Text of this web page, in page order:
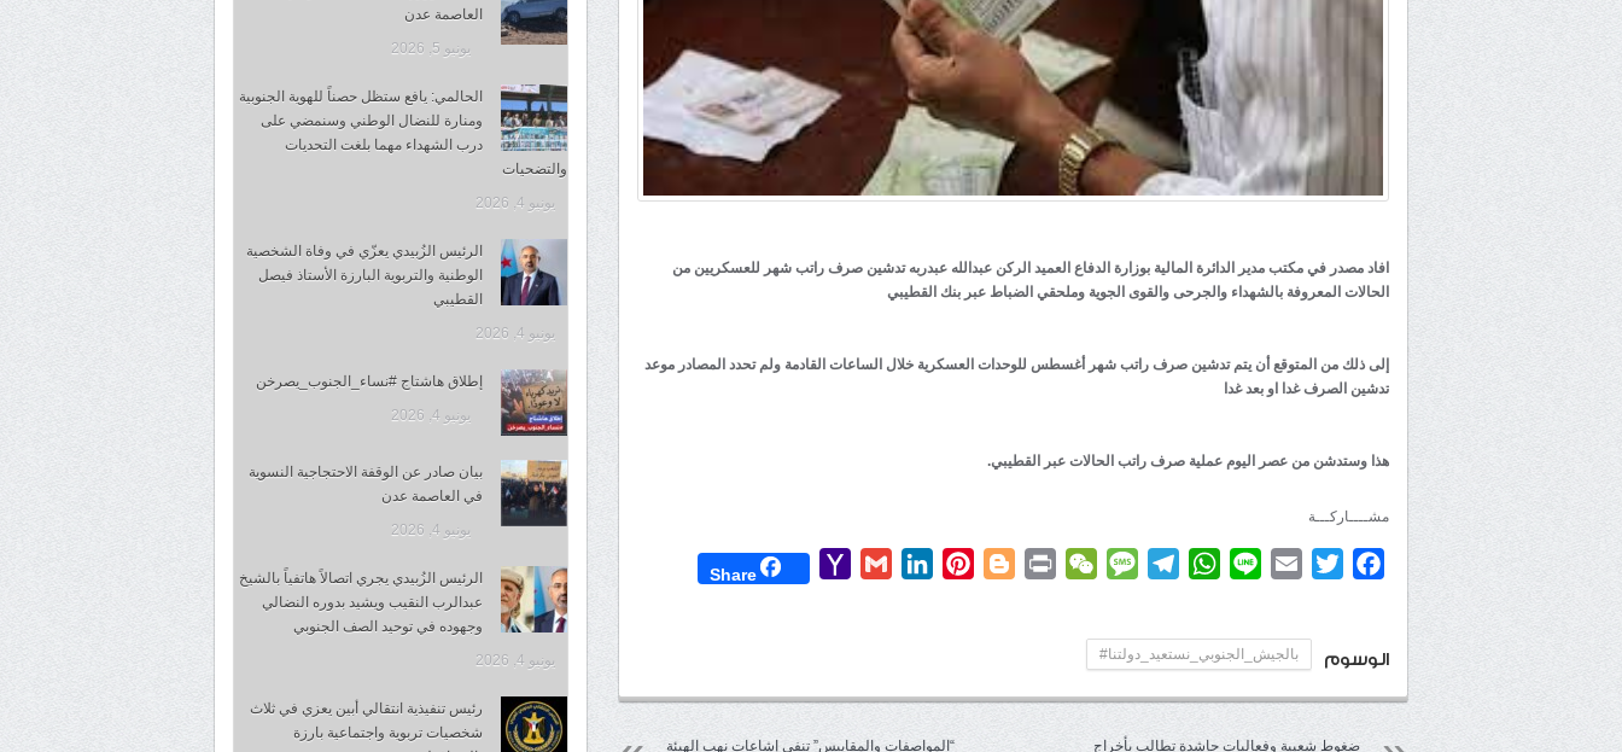
افاد مصدر في مكتب مدير الدائرة المالية بوزارة الدفاع العميد الركن عبدالله عبدربه تدشين صرف راتب شهر للعسكريين من
الحالات المعروفة بالشهداء والجرحى والقوى الجوية وملحقي الضباط عبر بنك القطيبي
إلى ذلك من المتوقع أن يتم تدشين صرف راتب شهر أغسطس للوحدات العسكرية خلال الساعات القادمة ولم تحدد المصادر موعد
تدشين الصرف غدا او بعد غدا
هذا وستدشن من عصر اليوم عملية صرف راتب الحالات عبر القطيبي.
مشــــاركـــة
Facebook
Twitter
Email
Line
WhatsApp
Telegram
Message
WeChat
Print
Blogger
Pinterest
LinkedIn
Gmail
Yahoo
Share
الوسوم بالجيش_الجنوبي_نستعيد_دولتنا#
“المواصفات والمقاييس” تنفي إشاعات نهب الهيئة
ضغوط شعبية وفعاليات حاشدة تطالب بأخراج
العاصمة عدن
يونيو 5, 2026
الحالمي: يافع ستظل حصناً للهوية الجنوبية
ومنارة للنضال الوطني وسنمضي على
درب الشهداء مهما بلغت التحديات
والتضحيات
يونيو 4, 2026
الرئيس الزُبيدي يعزّي في وفاة الشخصية
الوطنية والتربوية البارزة الأستاذ فيصل
القطيبي
يونيو 4, 2026
إطلاق هاشتاج #نساء_الجنوب_يصرخن
يونيو 4, 2026
بيان صادر عن الوقفة الاحتجاجية النسوية
في العاصمة عدن
يونيو 4, 2026
الرئيس الزُبيدي يجري اتصالاً هاتفياً بالشيخ
عبدالرب النقيب ويشيد بدوره النضالي
وجهوده في توحيد الصف الجنوبي
يونيو 4, 2026
رئيس تنفيذية انتقالي أبين يعزي في ثلاث
شخصيات تربوية واجتماعية بارزة